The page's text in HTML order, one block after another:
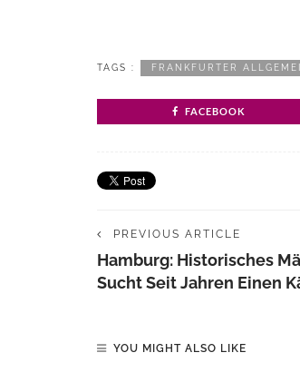
TAGS : FRANKFURTER
FACEBOOK
PREVIOUS ARTICLE
Hamburg: Historisches
Sucht Seit Jahren Einen
YOU MIGHT ALSO LIKE